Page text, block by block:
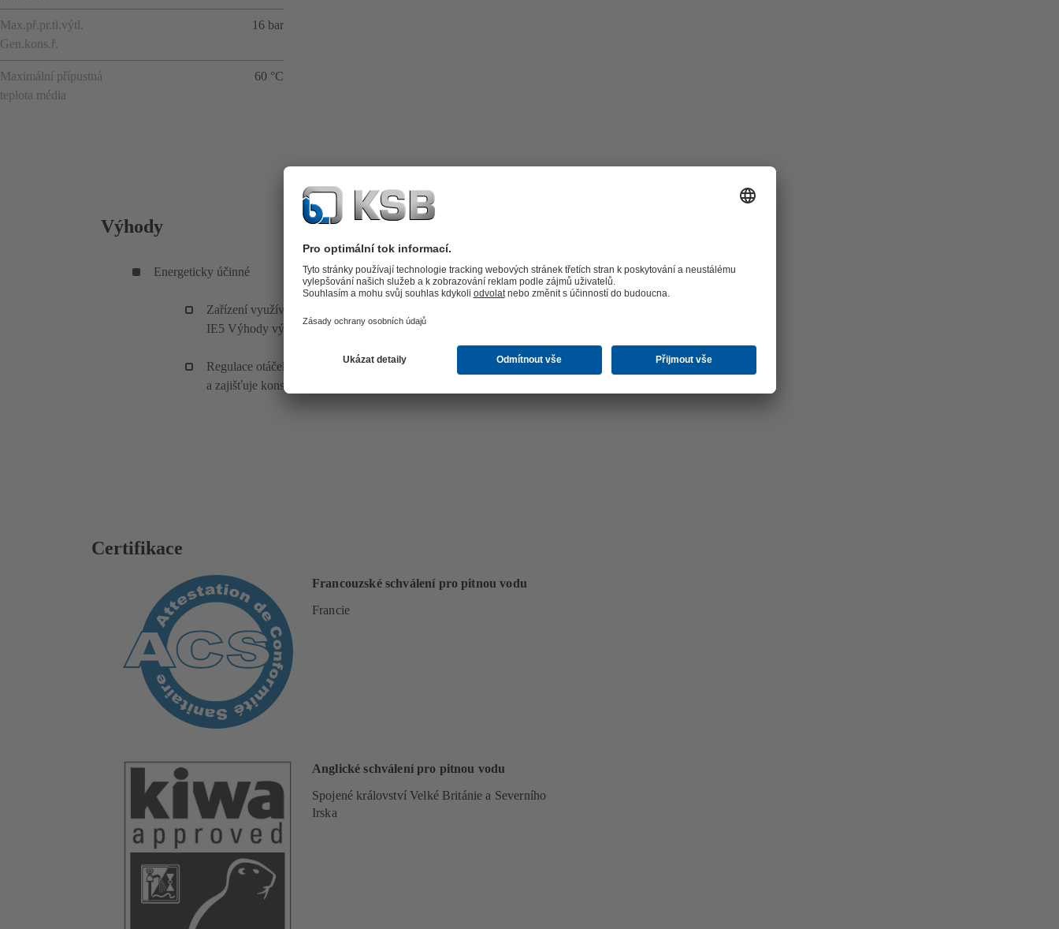
Max.př.pr.tl.výtl.
Gen.kons.ř.
16 bar
Maximální přípustná
teplota média
60 °C
Výhody
Energeticky účinné
Zařízení využívá synchronní reluktanční motory KSB Supreme
IE5 Výhody výrobku (pro provedení DeltaMacro SVP).
Regulace otáček zajišťuje energeticky efektivní provoz
a zajišťuje konstantní tlak.
Certifikace
Francouzské schválení pro pitnou vodu
Francie
Anglické schválení pro pitnou vodu
Spojené království Velké Británie a Severního
Irska